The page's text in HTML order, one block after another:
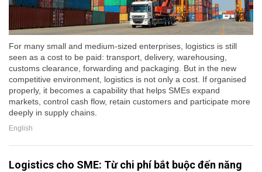
For many small and medium-sized enterprises, logistics is still
seen as a cost to be paid: transport, delivery, warehousing,
customs clearance, forwarding and packaging. But in the new
competitive environment, logistics is not only a cost. If organised
properly, it becomes a capability that helps SMEs expand
markets, control cash flow, retain customers and participate more
deeply in supply chains.
English
Logistics cho SME: Từ chi phí bắt buộc đến năng